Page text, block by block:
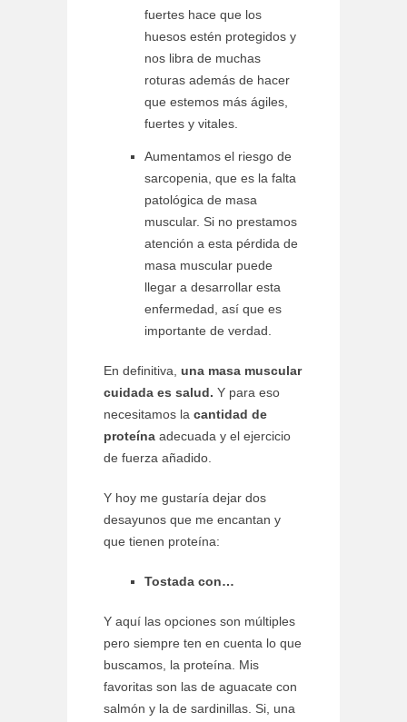
fuertes hace que los
huesos estén protegidos y
nos libra de muchas
roturas además de hacer
que estemos más ágiles,
fuertes y vitales.
Aumentamos el riesgo de
sarcopenia, que es la falta
patológica de masa
muscular. Si no prestamos
atención a esta pérdida de
masa muscular puede
llegar a desarrollar esta
enfermedad, así que es
importante de verdad.
En definitiva, una masa muscular
cuidada es salud. Y para eso
necesitamos la cantidad de
proteína adecuada y el ejercicio
de fuerza añadido.
Y hoy me gustaría dejar dos
desayunos que me encantan y
que tienen proteína:
Tostada con…
Y aquí las opciones son múltiples
pero siempre ten en cuenta lo que
buscamos, la proteína. Mis
favoritas son las de aguacate con
salmón y la de sardinillas. Si, una